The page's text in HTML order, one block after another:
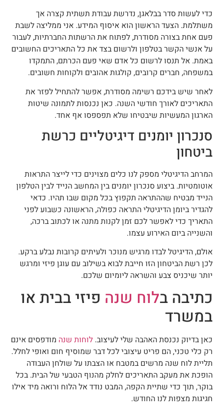
כדי לעשות סדר בבלאגן, נדרשת עבודת תשתית קצרה אך
משתלמת. הצעד הראשון הוא איסוף המידע. אני ממליצה לשבת
פעם אחת בצורה מסודרת, לפתוח את הרשתות החברתיות, לעבור
על אנשי הקשר בטלפון ולרשום בצד את כל התאריכים החשובים
באמת. אל תנסו לרשום כל אדם שאי פעם הכרתם, התמקדו
במשפחה, חברים קרובים, קולגות אהובים ולקוחות חשובים.
לאחר שיש בידכם רשימה מסודרת, אפשר להתחיל לפזר את
התאריכים לאורך חודשי השנה. כאן נכנסות לתמונה שיטות
הארגון המעשיות שיבטיחו שלא תפספסו אף אחד.
סנכרון יומנים דיגיטליים כרשת
ביטחון
המרחב הדיגיטלי מספק לנו כלים מצוינים כדי לייצר התראות
אוטומטיות. ביצוע סנכרון יומנים בין המחשב הנייד לבין הטלפון
הנייד מבטיח שההתראה תקפוץ בכל מקום שבו תהיו. כדאי
להגדיר ביומן הדיגיטלי התראה כפולה, הראשונה כשבוע לפני
התאריך כדי לאפשר לכם זמן לקנות מתנה או לכתוב ברכה,
והשנייה ביום האירוע עצמו.
אולם, הדיגיטל לבדו מרגיש מנוכר ולעיתים קרובות נבלע ברקע.
לכן רשת הביטחון הזו חייבת לבוא בשילוב עם עוגן פיזי ומרגש
יותר שיכניס צבע והשראה ליומיום שלכם.
כתיבה בלוח שנה פיזי בבית או
במשרד
כאן בדיוק נכנסת האהבה שלי לעיצוב. לוחות שנה מודפסים אינם
רק כלי טכני, הם פריט עיצובי לכל דבר שמוסיף חום ואופי לחלל.
תליית לוח שנה מרשים במטבח או הצבתו על שולחן העבודה
הופכת את מעקב התאריכים לחלק מהנוף הטבעי של הבית. בכל
בוקר, תוך כדי שתיית הקפה, המבט נודד אל הלוח ורואה מיד אילו
חגיגות מצפות לנו החודש.